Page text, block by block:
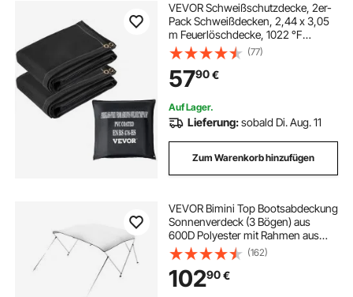
VEVOR Schweißschutzdecke, 2er-
Pack Schweißdecken, 2,44 x 3,05
m Feuerlöschdecke, 1022 °F
flammhemmende Decke, schwarze
Feuernotfalldecken,
feuerhemmende Glasfaserdecke
mit 12 Messingösen
(77)
5790€
Auf Lager.
Lieferung:sobald Di. Aug. 11
Zum Warenkorb hinzufügen
VEVOR Bimini Top Bootsabdeckung
Sonnenverdeck (3 Bögen) aus
600D Polyester mit Rahmen aus
Aluminiumlegierung, wasserdichte
Sonnenschutz-Bootsmarkise mit
Aufbewahrungstasche, 137-152 cm
(B) Hellgrau
(162)
10290€